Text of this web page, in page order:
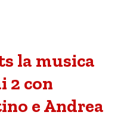
la musica
2 con
e Andrea